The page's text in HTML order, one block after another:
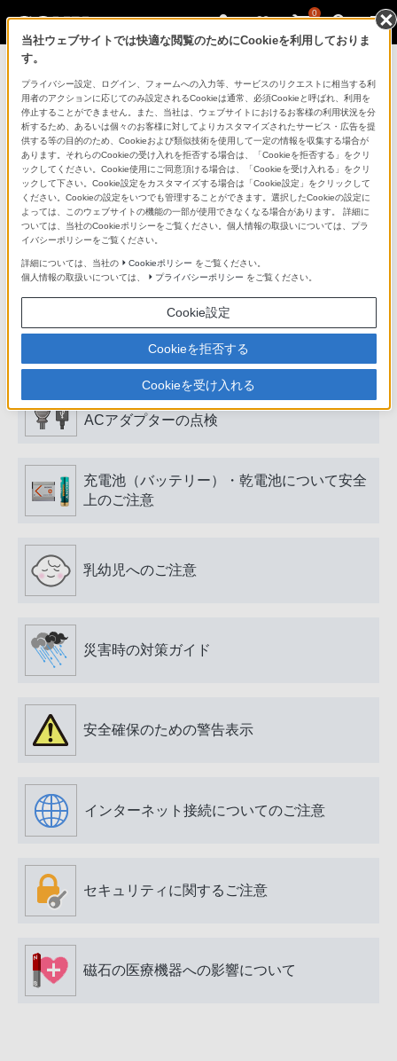
0
製品を安全に、安心してご使用いただ
くために
日常の清掃・点検が大切です。安全のため取扱説明書を
よく読みましょう。
製品に関する重要なお知らせ
安全で上手な使いかた
愛情点検のおすすめ
電源プラグ・コード、USB端子・ケーブル、
ACアダプターの点検
充電池（バッテリー）・乾電池について安全
上のご注意
乳幼児へのご注意
災害時の対策ガイド
安全確保のための警告表示
インターネット接続についてのご注意
セキュリティに関するご注意
磁石の医療機器への影響について
当社ウェブサイトでは快適な閲覧のためにCookieを利用しておりま
す。
プライバシー設定、ログイン、フォームへの入力等、サービスのリクエストに相当する利
用者のアクションに応じてのみ設定されるCookieは通常、必須Cookieと呼ばれ、利用を
停止することができません。また、当社は、ウェブサイトにおけるお客様の利用状況を分
析するため、あるいは個々のお客様に対してよりカスタマイズされたサービス・広告を提
供する等の目的のため、Cookieおよび類似技術を使用して一定の情報を収集する場合が
あります。それらのCookieの受け入れを拒否する場合は、「Cookieを拒否する」をクリ
ックしてください。Cookie使用にご同意頂ける場合は、「Cookieを受け入れる」をクリ
ックして下さい。Cookie設定をカスタマイズする場合は「Cookie設定」をクリックして
ください。Cookieの設定をいつでも管理することができます。選択したCookieの設定に
よっては、このウェブサイトの機能の一部が使用できなくなる場合があります。 詳細に
ついては、当社のCookieポリシーをご覧ください。個人情報の取扱いについては、プラ
イバシーポリシーをご覧ください。
詳細については、当社の Cookieポリシー をご覧ください。
個人情報の取扱いについては、
プライバシーポリシー をご覧ください。
Cookie設定
Cookieを拒否する
Cookieを受け入れる